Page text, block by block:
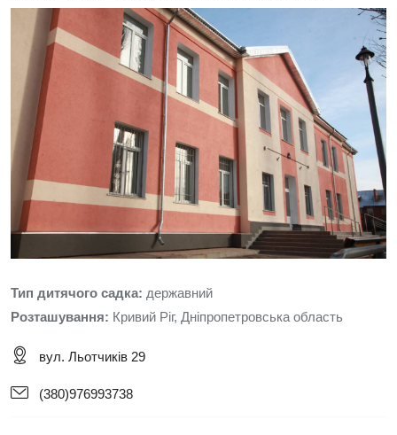
Тип дитячого садка: державний
Розташування: Кривий Ріг, Дніпропетровська область
вул. Льотчиків 29
(380)976993738